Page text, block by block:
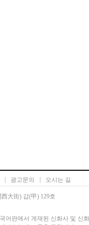
광고문의 오시는 길
大街) 갑(甲) 129호
어판에서 게재된 신화사 및 신